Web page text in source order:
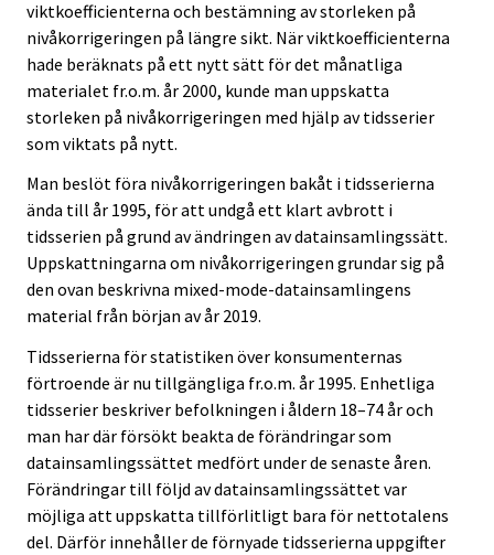
viktkoefficienterna och bestämning av storleken på
nivåkorrigeringen på längre sikt. När viktkoefficienterna
hade beräknats på ett nytt sätt för det månatliga
materialet fr.o.m. år 2000, kunde man uppskatta
storleken på nivåkorrigeringen med hjälp av tidsserier
som viktats på nytt.
Man beslöt föra nivåkorrigeringen bakåt i tidsserierna
ända till år 1995, för att undgå ett klart avbrott i
tidsserien på grund av ändringen av datainsamlingssätt.
Uppskattningarna om nivåkorrigeringen grundar sig på
den ovan beskrivna mixed-mode-datainsamlingens
material från början av år 2019.
Tidsserierna för statistiken över konsumenternas
förtroende är nu tillgängliga fr.o.m. år 1995. Enhetliga
tidsserier beskriver befolkningen i åldern 18–74 år och
man har där försökt beakta de förändringar som
datainsamlingssättet medfört under de senaste åren.
Förändringar till följd av datainsamlingssättet var
möjliga att uppskatta tillförlitligt bara för nettotalens
del. Därför innehåller de förnyade tidsserierna uppgifter